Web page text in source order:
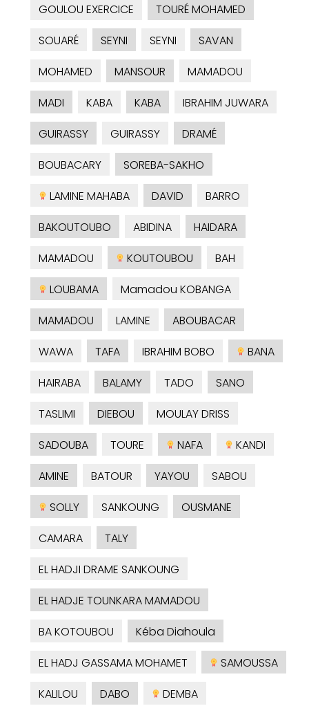
GOULOU EXERCICE
TOURÉ MOHAMED
SOUARÉ
SEYNI SEYNI
SAVAN
MOHAMED
MANSOUR
MAMADOU
MADI
KABA KABA
IBRAHIM JUWARA
GUIRASSY
GUIRASSY
DRAMÉ
BOUBACARY
SOREBA-SAKHO
LAMINE MAHABA
DAVID
BARRO
BAKOUTOUBO
ABIDINA
HAIDARA
MAMADOU
KOUTOUBOU
BAH
LOUBAMA
Mamadou KOBANGA
MAMADOU
LAMINE
ABOUBACAR
WAWA
TAFA IBRAHIM BOBO
BANA
HAIRABA
BALAMY TADO
SANO
TASLIMI
DIEBOU
MOULAY DRISS
SADOUBA
TOURE NAFA
KANDI
AMINE
BATOUR YAYOU
SABOU
SOLLY
SANKOUNG
OUSMANE
CAMARA
TALY
EL HADJI DRAME SANKOUNG
EL HADJE TOUNKARA MAMADOU
BA KOTOUBOU
Kéba Diahoula
EL HADJ GASSAMA MOHAMET
SAMOUSSA
KALILOU
DABO
DEMBA